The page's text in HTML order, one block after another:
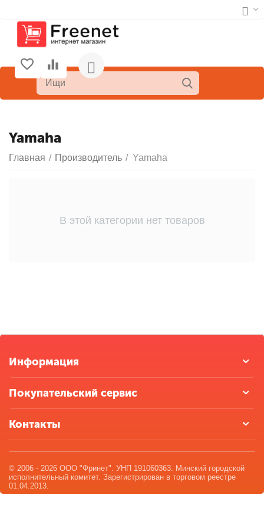
Yamaha
Главная / Производитель / Yamaha
В этой категории нет товаров
Информация
Покупательский сервис
Контакты
© 2006 - 2026 ООО "Фринет". УНП 191060363. Минский городской
исполнительный комитет. Зарегистрирован в торговом реестре
01.04.2013.